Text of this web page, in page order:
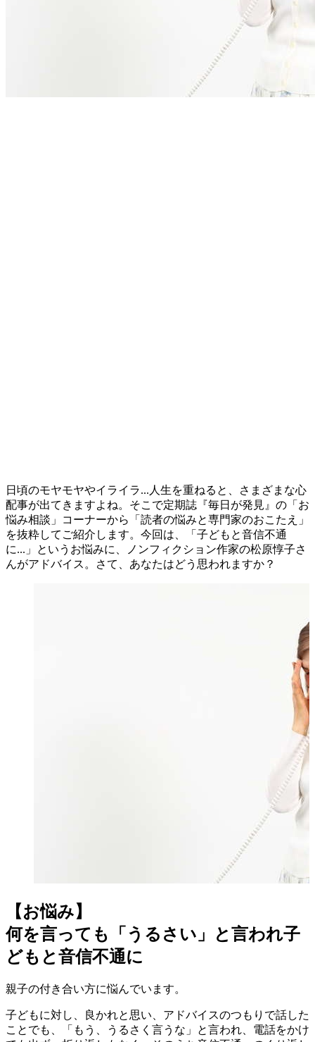
日頃のモヤモヤやイライラ...人生を重ねると、さまざまな心
配事が出てきますよね。そこで定期誌『毎日が発見』の「お
悩み相談」コーナーから「読者の悩みと専門家のおこたえ」
を抜粋してご紹介します。今回は、「子どもと音信不通
に...」というお悩みに、ノンフィクション作家の松原惇子さ
んがアドバイス。さて、あなたはどう思われますか？
【お悩み】
何を言っても「うるさい」と言われ子
どもと音信不通に
親子の付き合い方に悩んでいます。
子どもに対し、良かれと思い、アドバイスのつもりで話した
ことでも、「もう、うるさく言うな」と言われ、電話をかけ